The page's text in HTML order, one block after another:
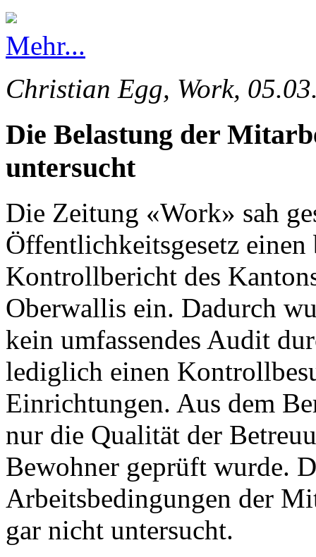
Mehr...
Christian Egg, Work,
Die Belastung der
untersucht
Die Zeitung «Work» sah
Öffentlichkeitsgesetz
Kontrollbericht des
Oberwallis ein. Dadurch
kein umfassendes Audit
lediglich einen
Einrichtungen. Aus dem
nur die Qualität der
Bewohner geprüft wurde.
Arbeitsbedingungen der
gar nicht untersucht.